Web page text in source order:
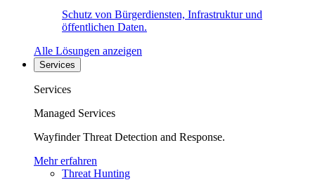
Schutz von Bürgerdiensten, Infrastruktur und
öffentlichen Daten.
Alle Lösungen anzeigen
Services
Services
Managed Services
Wayfinder Threat Detection and Response.
Mehr erfahren
Threat Hunting